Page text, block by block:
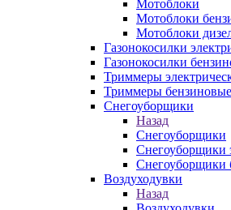
Мотоблоки
Мотоблоки
Мотоблоки
Газонокосилки
Газонокосилки
Триммеры
Триммеры бензиновые
Снегоуборщики
Назад
Снегоуборщики
Снегоуборщики
Снегоуборщики
Воздуходувки
Назад